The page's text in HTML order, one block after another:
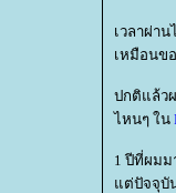
เวลาผ่า
เหมือนข
ปกติแล้ว
ไหนๆ ใน
1 ปีที่ผมม
ต่ปัจจุบัน